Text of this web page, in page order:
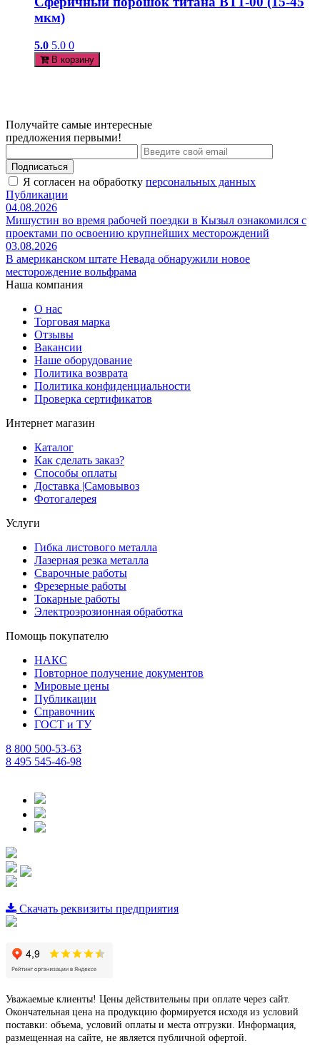
мкм)
5.0 5.0 0
В корзину
Получайте самые интересные
предложения первыми!
Подписаться
Я согласен на обработку персональных данных
Публикации
04.08.2026
Мишустин во время рабочей поездки в Кызыл ознакомился с
проектами по освоению крупнейших месторождений
03.08.2026
В американском штате Невада обнаружили новое
месторождение вольфрама
Наша компания
О нас
Торговая марка
Отзывы
Вакансии
Наше оборудование
Политика возврата
Политика конфиденциальности
Проверка сертификатов
Интернет магазин
Каталог
Как сделать заказ?
Способы оплаты
Доставка |Cамовывоз
Фотогалерея
Услуги
Гибка листового металла
Лазерная резка металла
Сварочные работы
Фрезерные работы
Токарные работы
Электроэрозионная обработка
Помощь покупателю
НАКС
Повторное получение документов
Мировые цены
Публикации
Справочник
ГОСТ и ТУ
8 800 500-53-63
8 495 545-46-98
Скачать реквизиты предприятия
Уважаемые клиенты! Цены действительны при оплате через сайт.
Окончательная цена на продукцию формируется исходя из условий
поставки: объема, условий оплаты и места отгрузки. Информация,
размещенная на сайте, не является публичной офертой.